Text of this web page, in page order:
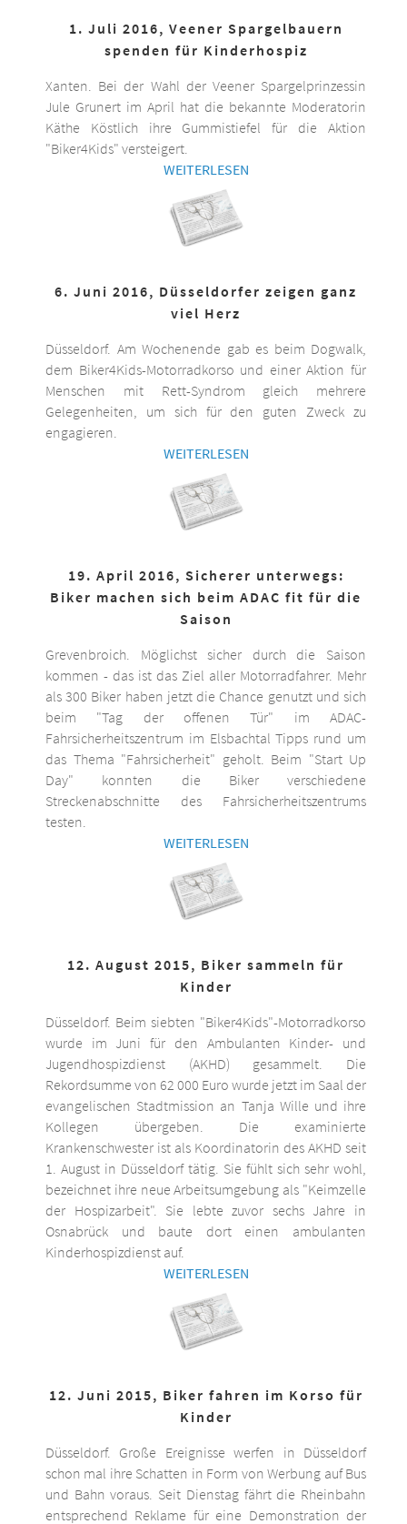
1. Juli 2016, Veener Spargelbauern
spenden für Kinderhospiz
Xanten. Bei der Wahl der Veener Spargelprinzessin
Jule Grunert im April hat die bekannte Moderatorin
Käthe Köstlich ihre Gummistiefel für die Aktion
"Biker4Kids" versteigert.
WEITERLESEN
6. Juni 2016, Düsseldorfer zeigen ganz
viel Herz
Düsseldorf. Am Wochenende gab es beim Dogwalk,
dem Biker4Kids-Motorradkorso und einer Aktion für
Menschen mit Rett-Syndrom gleich mehrere
Gelegenheiten, um sich für den guten Zweck zu
engagieren.
WEITERLESEN
19. April 2016, Sicherer unterwegs:
Biker machen sich beim ADAC fit für die
Saison
Grevenbroich. Möglichst sicher durch die Saison
kommen - das ist das Ziel aller Motorradfahrer. Mehr
als 300 Biker haben jetzt die Chance genutzt und sich
beim "Tag der offenen Tür" im ADAC-
Fahrsicherheitszentrum im Elsbachtal Tipps rund um
das Thema "Fahrsicherheit" geholt. Beim "Start Up
Day" konnten die Biker verschiedene
Streckenabschnitte des Fahrsicherheitszentrums
testen.
WEITERLESEN
12. August 2015, Biker sammeln für
Kinder
Düsseldorf. Beim siebten "Biker4Kids"-Motorradkorso
wurde im Juni für den Ambulanten Kinder- und
Jugendhospizdienst (AKHD) gesammelt. Die
Rekordsumme von 62 000 Euro wurde jetzt im Saal der
evangelischen Stadtmission an Tanja Wille und ihre
Kollegen übergeben. Die examinierte
Krankenschwester ist als Koordinatorin des AKHD seit
1. August in Düsseldorf tätig. Sie fühlt sich sehr wohl,
bezeichnet ihre neue Arbeitsumgebung als "Keimzelle
der Hospizarbeit". Sie lebte zuvor sechs Jahre in
Osnabrück und baute dort einen ambulanten
Kinderhospizdienst auf.
WEITERLESEN
12. Juni 2015, Biker fahren im Korso für
Kinder
Düsseldorf. Große Ereignisse werfen in Düsseldorf
schon mal ihre Schatten in Form von Werbung auf Bus
und Bahn voraus. Seit Dienstag fährt die Rheinbahn
entsprechend Reklame für eine Demonstration der